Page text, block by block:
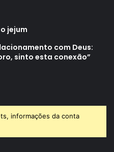
jejum
com Deus:
sinto esta conexão”
informações da conta